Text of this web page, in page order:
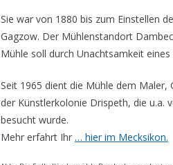
Sie war von 1880 bis zum Einstellen
Gagzow. Der Mühlenstandort
Mühle soll durch Unachtsamkeit
Seit 1965 dient die Mühle dem
der Künstlerkolonie Drispeth, die u.a.
besucht wurde.
Mehr erfahrt Ihr … hier im Mecksikon.